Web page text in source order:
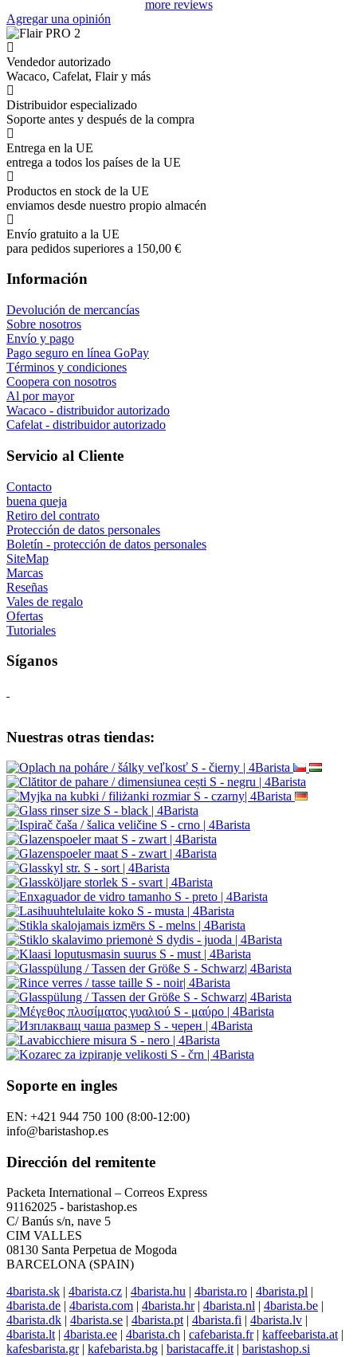
more reviews
Agregar una opinión
Vendedor autorizado
Wacaco, Cafelat, Flair y más
Distribuidor especializado
Soporte antes y después de la compra
Entrega en la UE
entrega a todos los países de la UE
Productos en stock de la UE
enviamos desde nuestro propio almacén
Envío gratuito a la UE
para pedidos superiores a 150,00 €
Información
Devolución de mercancías
Sobre nosotros
Envío y pago
Pago seguro en línea GoPay
Términos y condiciones
Coopera con nosotros
Al por mayor
Wacaco - distribuidor autorizado
Cafelat - distribuidor autorizado
Servicio al Cliente
Contacto
buena queja
Retiro del contrato
Protección de datos personales
Boletín - protección de datos personales
SiteMap
Marcas
Reseñas
Vales de regalo
Ofertas
Tutoriales
Síganos
Nuestras otras tiendas:
Soporte en ingles
EN: +421 944 750 100 (8:00-12:00)
info@baristashop.es
Dirección del remitente
Packeta International – Correos Express
91162025 - baristashop.es
C/ Banús s/n, nave 5
CIM VALLES
08130 Santa Perpetua de Mogoda
BARCELONA (SPAIN)
4barista.sk | 4barista.cz | 4barista.hu | 4barista.ro | 4barista.pl |
4barista.de | 4barista.com | 4barista.hr| 4barista.nl | 4barista.be |
4barista.dk | 4barista.se | 4barista.pt | 4barista.fi | 4barista.lv |
4barista.lt | 4barista.ee | 4barista.ch | cafebarista.fr| kaffeebarista.at |
kafesbarista.gr| kafebarista.bg | baristacaffe.it | baristashop.si